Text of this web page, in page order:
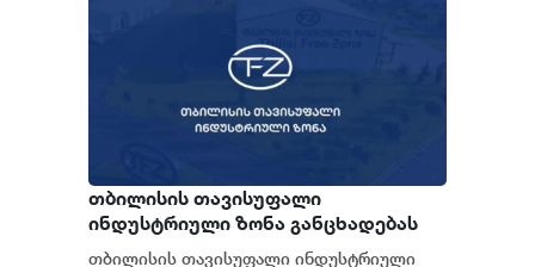
თბილისის თავისუფალი
ინდუსტრიული ზონა განცხადებას
ავრცელებს
თბილისის თავისუფალი ინდუსტრიული